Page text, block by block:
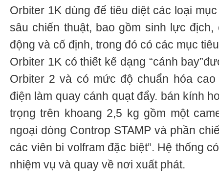
Orbiter 1K dùng để tiêu diệt các loại
sâu chiến thuật, bao gồm sinh lực
động và cố định, trong đó có các mục
Orbiter 1K có thiết kế dạng “cánh
Orbiter 2 và có mức độ chuẩn hóa
điện làm quay cánh quạt đẩy. bán kính
trọng trên khoang 2,5 kg gồm một
ngoại dòng Controp STAMP và phần
các viên bi volfram đặc biệt”. Hệ thống
nhiệm vụ và quay về nơi xuất phát.